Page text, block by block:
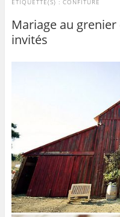
ÉTIQUETTE(S) : CONFITURE
Mariage au
invités